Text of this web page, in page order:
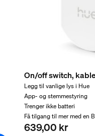
On/off switch,
Legg til vanlige lys i Hue
App- og stemmestyring
Trenger ikke batteri
Få tilgang til mer med en
639,00 kr